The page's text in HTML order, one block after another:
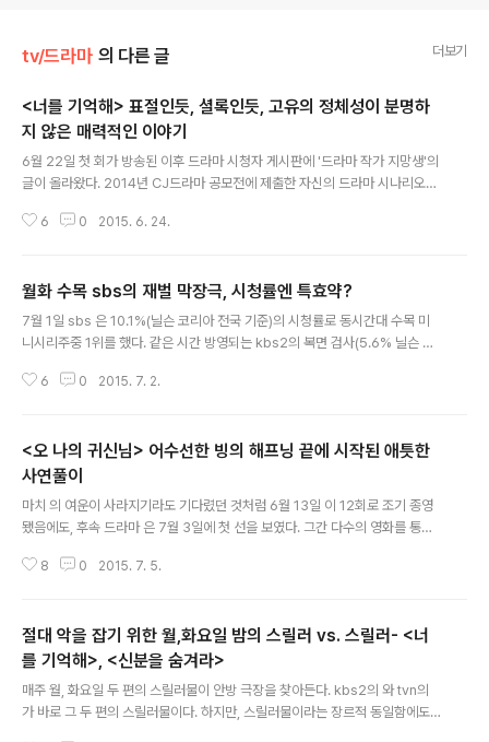
tv/드라마 의 다른 글 더보기
<너를 기억해> 표절인듯, 셜록인듯, 고유의 정체성이 분명하
지 않은 매력적인 이야기
6월 22일 첫 회가 방송된 이후 드라마 시청자 게시판에 '드라마 작가 지망생'의
글이 올라왔다. 2014년 CJ드라마 공모전에 제출한 자신의 드라마 시나리오와
의 글은 곧 일파만파 '표절'시비로 이어졌다. 이에 의 작가 권기영은 다음 날 20
망생의 저작권 등록일 8월 21일보다 앞선 시점이다. 또한 그럼에도 불구하고
'표절'관련 여론이 잦아들지 않다. 다음 날 이 드라마의 제작사인 CJE&M은 문
제를 제기한 드라마 작가 지망생의 글이 본선에 올라 경합되었지만 아쉽게도 최
6 0 2015. 6. 24.
월화 수목 sbs의 재벌 막장극, 시청률엔 특효약?
7월 1일 sbs 은 10.1%(닐슨 코리아 전국 기준)의 시청률로 동시간대 수목 미
니시리주중 1위를 했다. 같은 시간 방영되는 kbs2의 복면 검사(5.6% 닐슨 코
그런가 하면, 역시나 sbs의 월화 드라마 는 평균 8.9%의 시청률로 동시간대 m
을 안겨주고 있는 이들 월화수목 미니 시리즈의 공통점은 공교롭게도 재벌가의
치열한 가족 싸움이라는 것이다. 결국 시청률의 보증 수표는 '재벌' 그리고 '막
장'이라는 것일까? '갑들의 풍자에서 시작하여, '갑들에 대한 탐닉으로..
6 0 2015. 7. 2.
<오 나의 귀신님> 어수선한 빙의 해프닝 끝에 시작된 애틋한
사연풀이
마치 의 여운이 사라지기라도 기다렸던 것처럼 6월 13일 이 12회로 조기 종영
됐음에도, 후속 드라마 은 7월 3일에 첫 선을 보였다. 그간 다수의 영화를 통해
의 출연작이 공중파가 아닌 케이블 tvn이라는 것만으로도 화제가 , 하지만 뜻밖
는 문제 귀신 김슬기의 명불허전 귀신 연기가 오롯이 첫 회의 드라마를 이끌었
다. 박보영의 선택, 장고 끝에? 무당이 될 팔자를 타고나 귀신이 따라다니는 여
자, 이 캐릭터가 낯설지 않다. 그렇다 바로 2013년 sbs에서 방영했던 의 태공
실이 ..
8 0 2015. 7. 5.
절대 악을 잡기 위한 월,화요일 밤의 스릴러 vs. 스릴러- <너
를 기억해>, <신분을 숨겨라>
매주 월, 화요일 두 편의 스릴러물이 안방 극장을 찾아든다. kbs2의 와 tvn의
가 바로 그 두 편의 스릴러물이다. 하지만, 스릴러물이라는 장르적 동일함에도